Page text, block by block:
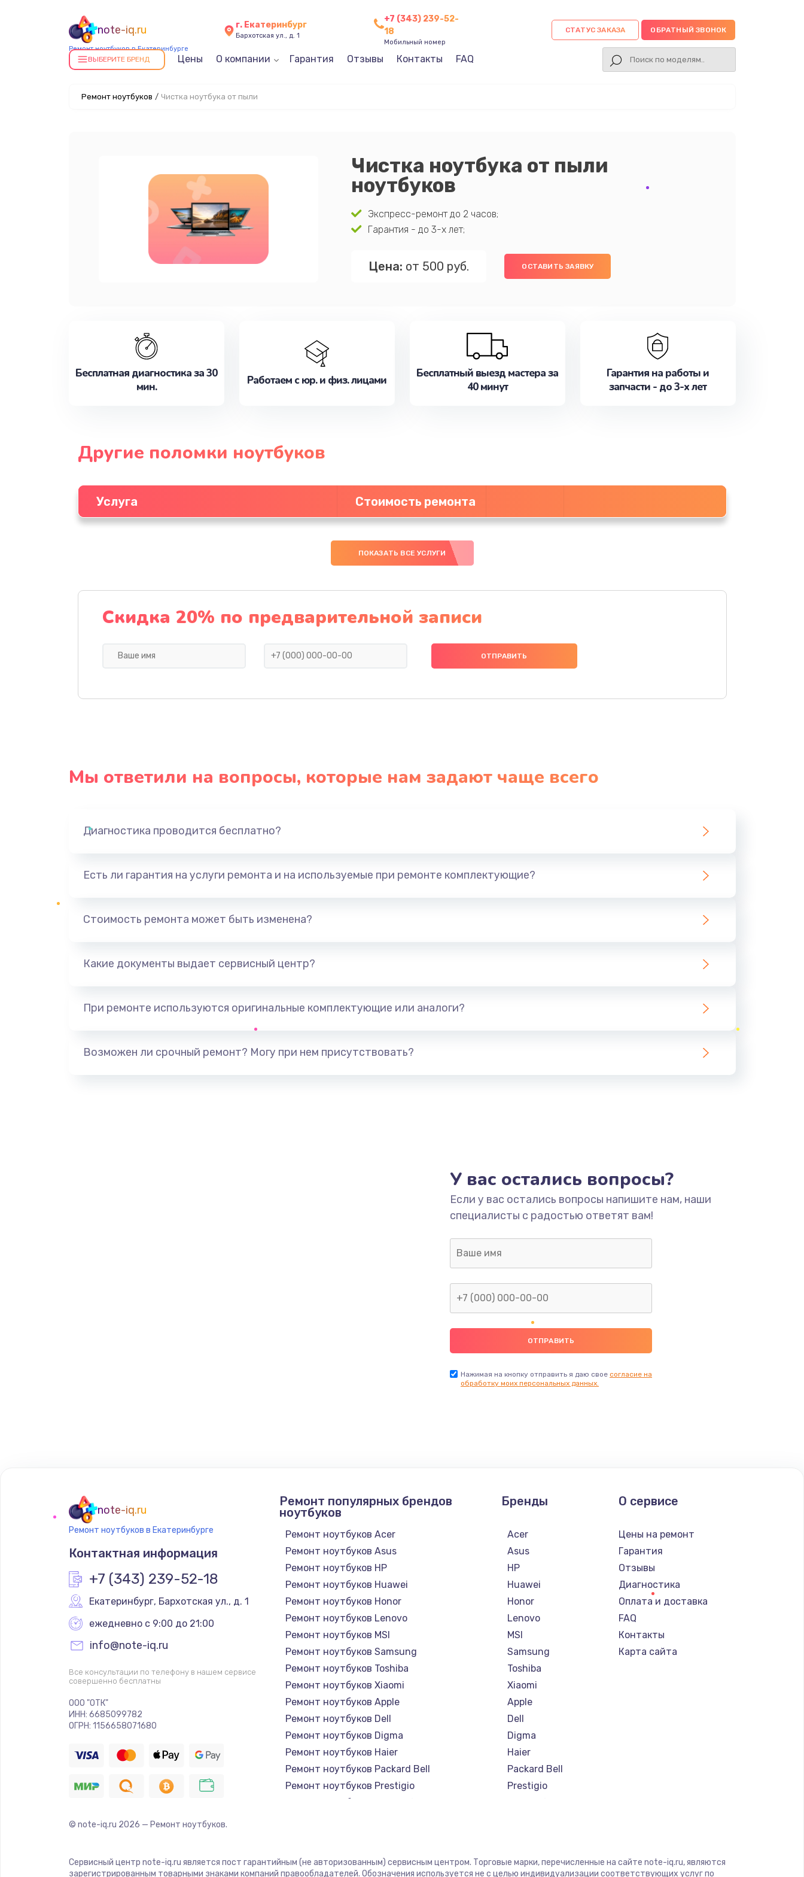
note-iq.ru
Ремонт ноутбуков в Екатеринбурге
г. Екатеринбург
Бархотская ул., д. 1
+7 (343) 239-52-
18
Мобильный номер
СТАТУС ЗАКАЗА ОБРАТНЫЙ ЗВОНОК
ВЫБЕРИТЕ БРЕНД Цены О компании Гарантия Отзывы Контакты FAQ
Ремонт ноутбуков / Чистка ноутбука от пыли
Чистка ноутбука от пыли
ноутбуков
Экспресс-ремонт до 2 часов;
Гарантия - до 3-х лет;
Цена: от 500 руб. ОСТАВИТЬ ЗАЯВКУ
Бесплатная диагностика за 30
мин.
Работаем с юр. и физ. лицами
Бесплатный выезд мастера за
40 минут
Гарантия на работы и
запчасти - до 3-х лет
Другие поломки ноутбуков
Услуга Стоимость ремонта
ПОКАЗАТЬ ВСЕ УСЛУГИ
Скидка 20% по предварительной записи
Мы ответили на вопросы, которые нам задают чаще всего
Диагностика проводится бесплатно?
Есть ли гарантия на услуги ремонта и на используемые при ремонте комплектующие?
Стоимость ремонта может быть изменена?
Какие документы выдает сервисный центр?
При ремонте используются оригинальные комплектующие или аналоги?
Возможен ли срочный ремонт? Могу при нем присутствовать?
У вас остались вопросы?
Если у вас остались вопросы напишите нам, наши
специалисты с радостью ответят вам!
Нажимая на кнопку отправить я даю свое согласие на
обработку моих персональных данных.
note-iq.ru
Ремонт ноутбуков в Екатеринбурге
Контактная информация
+7 (343) 239-52-18
Екатеринбург, Бархотская ул., д. 1
ежедневно с 9:00 до 21:00
info@note-iq.ru
Все консультации по телефону в нашем сервисе
совершенно бесплатны
ООО "ОТК"
ИНН: 6685099782
ОГРН: 1156658071680
Ремонт популярных брендов
ноутбуков
Ремонт ноутбуков Acer
Ремонт ноутбуков Asus
Ремонт ноутбуков HP
Ремонт ноутбуков Huawei
Ремонт ноутбуков Honor
Ремонт ноутбуков Lenovo
Ремонт ноутбуков MSI
Ремонт ноутбуков Samsung
Ремонт ноутбуков Toshiba
Ремонт ноутбуков Xiaomi
Ремонт ноутбуков Apple
Ремонт ноутбуков Dell
Ремонт ноутбуков Digma
Ремонт ноутбуков Haier
Ремонт ноутбуков Packard Bell
Ремонт ноутбуков Prestigio
Ремонт ноутбуков Microsoft
Ремонт ноутбуков Aorus
Бренды
Acer
Asus
HP
Huawei
Honor
Lenovo
MSI
Samsung
Toshiba
Xiaomi
Apple
Dell
Digma
Haier
Packard Bell
Prestigio
Aorus
О сервисе
Цены на ремонт
Гарантия
Отзывы
Диагностика
Оплата и доставка
FAQ
Контакты
Карта сайта
© note-iq.ru 2026 — Ремонт ноутбуков.
Сервисный центр note-iq.ru является пост гарантийным (не авторизованным) сервисным центром. Торговые марки, перечисленные на сайте note-iq.ru, являются
зарегистрированным товарными знаками компаний правообладателей. Обозначения используется не с целью индивидуализации соответствующих услуг по